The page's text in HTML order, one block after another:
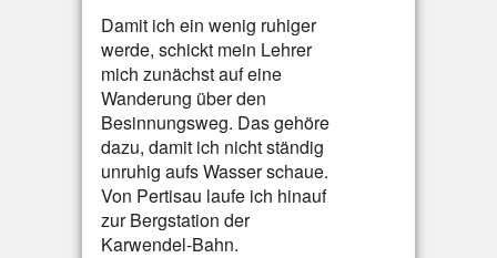
Damit ich ein wenig ruhiger
werde, schickt mein Lehrer
mich zunächst auf eine
Wanderung über den
Besinnungsweg. Das gehöre
dazu, damit ich nicht ständig
unruhig aufs Wasser schaue.
Von Pertisau laufe ich hinauf
zur Bergstation der
Karwendel-Bahn.